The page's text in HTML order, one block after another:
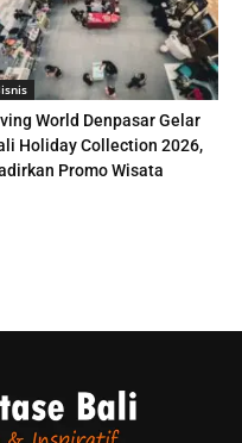
World Denpasar Gelar
Holiday Collection 2026,
Promo Wisata